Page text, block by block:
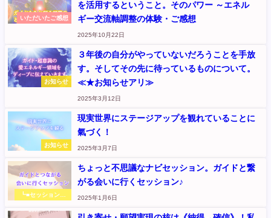
いただいたご感想
を活用するということ。そのパワー ～エネル
ギー交流軸調整の体験・ご感想
2025年10月22日
お知らせ
３年後の自分がやっていないだろうことを手放
す。そしてその先に待っているものについて。
≪★お知らせアリ≫
2025年3月12日
お知らせ
現実世界にステージアップを観れていることに
氣づく！
2025年3月7日
┗■セッションメ
ちょっと不思議なナビセッション。ガイドと繋
がる会いに行くセッション♪
2025年1月6日